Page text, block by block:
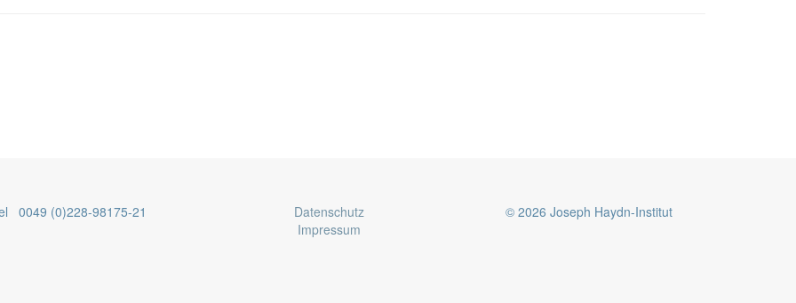
0049 (0)228-98175-21
Datenschutz
Impressum
© 2026 Joseph Haydn-Institut